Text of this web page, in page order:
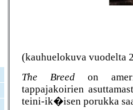
(kauhuelokuva vuodelta
The Breed on
tappajakoirien
teini-ik�isen porukka